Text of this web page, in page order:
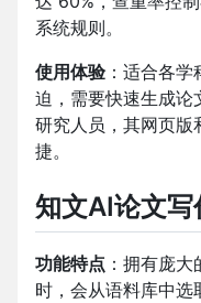
系统规则。
使用体验：适合各学
迫，需要快速生成论
研究人员，其网页版
捷。
知文AI论文写
功能特点 ：拥有庞
时，会从语料库中